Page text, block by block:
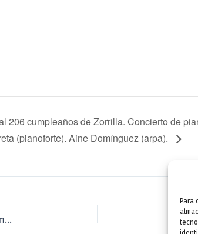
Para
206 cumpleaños de Zorrilla. Concierto de
(pianoforte). Aine Domínguez (arpa).
Especial 206 cumpleaños de Zorrilla. Conferencia: «Instrumentos musicales en los salones del siglo XIX», a cargo de Víctor Martínez